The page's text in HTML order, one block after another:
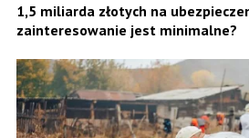
1,5 miliarda złotych na
zainteresowanie jest minimalne?